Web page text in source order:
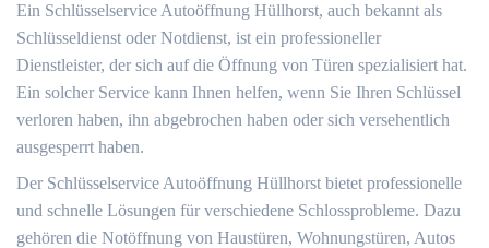
Ein Schlüsselservice Autoöffnung Hüllhorst, auch bekannt als
Schlüsseldienst oder Notdienst, ist ein professioneller
Dienstleister, der sich auf die Öffnung von Türen spezialisiert hat.
Ein solcher Service kann Ihnen helfen, wenn Sie Ihren Schlüssel
verloren haben, ihn abgebrochen haben oder sich versehentlich
ausgesperrt haben.​
Der Schlüsselservice Autoöffnung Hüllhorst bietet professionelle
und schnelle Lösungen für verschiedene Schlossprobleme.​ Dazu
gehören die Notöffnung von Haustüren, Wohnungstüren, Autos